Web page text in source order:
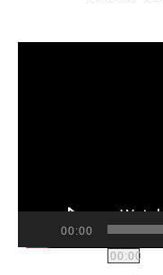
VIDEO
00:00
00:00